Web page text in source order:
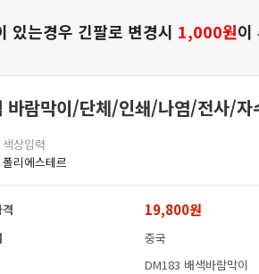
있는경우 긴팔로 변경시 1,000원이
바람막이/단체/인쇄/나염/전사/
상입력
리에스테르
19,800원
중국
DM183 배색바람막이